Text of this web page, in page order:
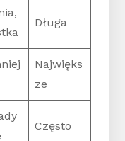
Długa
Najwięks
ze
Często